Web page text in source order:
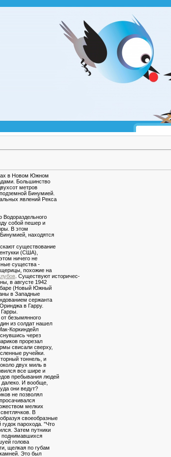
в Новом Южном
Большинство
метров
Бинумией.
явлений Рекса
Водораздельного
собой пешер и
В этом
находятся
существование
(США),
ничего не
существа -
похожие на
. Существуют историчес-
в августе 1942
(Новый Южный
в Западные
сержанта
в Гарру.
безымянного
из солдат нашел
Коркиндейл
через
прорезал
свисали сверху,
ручейки.
тоннель, и
двух миль в
все шире и
пребывания людей
И вообще,
они ведут?
не позволял
мелких
В
своеобразные
парохода. "Что
Затем путники
поднимавшихся
голова
щелкая по губам
Это был